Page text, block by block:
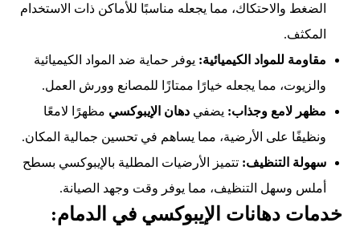
الضغط والاحتكاك، مما يجعله مناسبًا للأماكن ذات الاستخدام
المكثف.
مقاومة للمواد الكيميائية: يوفر حماية ضد المواد الكيميائية
والزيوت، مما يجعله خيارًا ممتازًا للمصانع وورش العمل.
مظهر لامع وجذاب: يضفيدهان الإيبوكسي مظهرًا لامعًا
ونظيفًا على الأرضية، مما يساهم في تحسين جمالية المكان.
سهولة التنظيف: تتميز الأرضيات المطلية بالإيبوكسي بسطح
أملس وسهل التنظيف، مما يوفر وقت وجهد الصيانة.
خدمات دهانات الإيبوكسي في الدمام: